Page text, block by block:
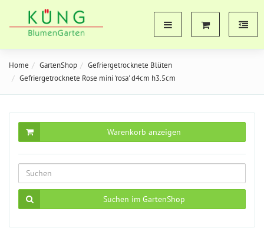
Home GartenShop
Gefriergetrocknete Blüten
Gefriergetrocknete Rose mini 'rosa' d4cm h3.5cm
Warenkorb anzeigen
Suchen im GartenShop